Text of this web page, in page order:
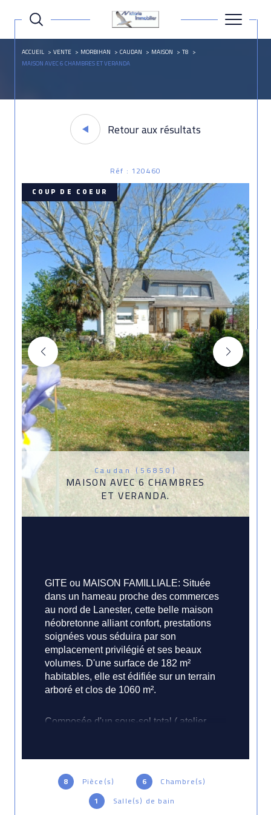
ACCUEIL VENTE MORBIHAN CAUDAN MAISON
T8
MAISON AVEC 6 CHAMBRES ET VERANDA
Retour aux résultats
Réf : 120460
COUP DE COEUR
Caudan (56850)
MAISON AVEC 6 CHAMBRES
ET VERANDA.
8 Pièce(s) 6
Chambre(s)
1
Salle(s) de bain
GITE ou MAISON FAMILLIALE: Située
dans un hameau proche des commerces
au nord de Lanester, cette belle maison
néobretonne alliant confort, prestations
soignées vous séduira par son
emplacement privilégié et ses beaux
volumes. D'une surface de 182 m²
habitables, elle est édifiée sur un terrain
arboré et clos de 1060 m².
Composée d'un sous-sol total ( atelier,
séjour avec cheminée, 3 chambres, 1
salle de bain et 1 WC séparé.
L'étage propose 1 salle d'eau avec WC